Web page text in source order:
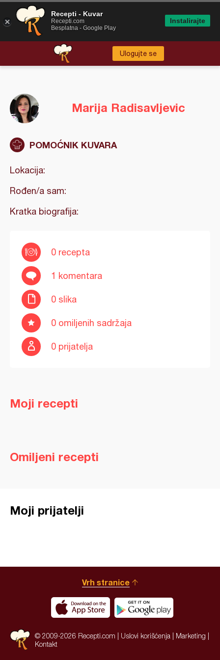
Ulogujte se
Marija Radisavljevic
POMOĆNIK KUVARA
Lokacija:
Rođen/a sam:
Kratka biografija:
0 recepta
1 komentara
0 slika
0 omiljenih sadržaja
0 prijatelja
Moji recepti
Omiljeni recepti
Moji prijatelji
Vrh stranice
© 2009-2026 Recepti.com | Uslovi korišćenja Marketing
Kontakt
Recepti - Kuvar
Recepti.com
Besplatna - Google Play
Instalirajte